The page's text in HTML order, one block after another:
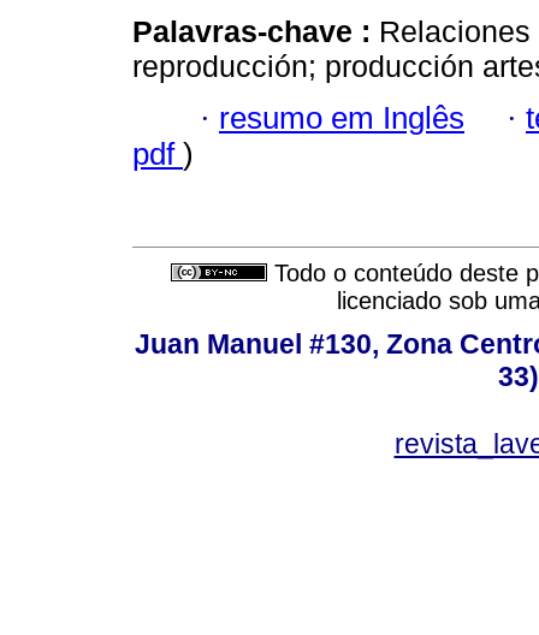
Palavras-chave :
reproducción; producción
· resumo em Inglês ·
pdf )
Todo o conteúdo deste
licenciado sob
Juan Manuel #130, Zona